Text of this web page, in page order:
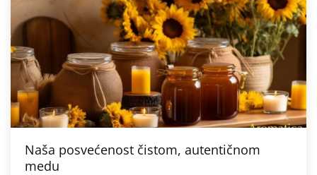
Naša posvećenost čistom, autentičnom
medu